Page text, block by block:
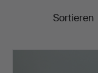
EndpreiseSortieren